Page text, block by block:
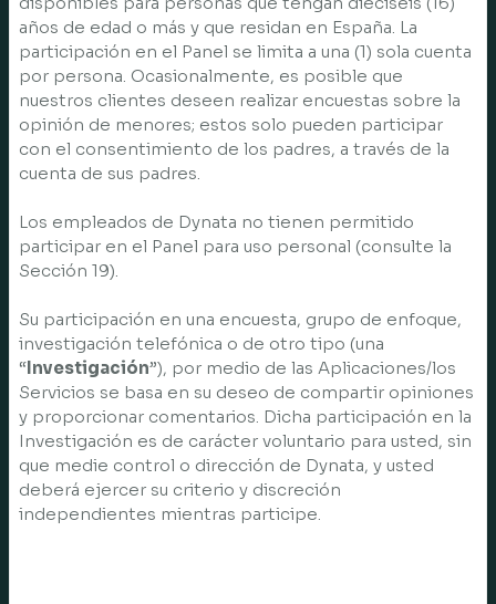
años de edad o más y que residan en España. La
participación en el Panel se limita a una (1) sola cuenta
por persona. Ocasionalmente, es posible que
nuestros clientes deseen realizar encuestas sobre la
opinión de menores; estos solo pueden participar
con el consentimiento de los padres, a través de la
cuenta de sus padres.
Los empleados de Dynata no tienen permitido
participar en el Panel para uso personal (consulte la
Sección 19).
Su participación en una encuesta, grupo de enfoque,
investigación telefónica o de otro tipo (una
“Investigación”), por medio de las Aplicaciones/los
Servicios se basa en su deseo de compartir opiniones
y proporcionar comentarios. Dicha participación en la
Investigación es de carácter voluntario para usted, sin
que medie control o dirección de Dynata, y usted
deberá ejercer su criterio y discreción
independientes mientras participe.